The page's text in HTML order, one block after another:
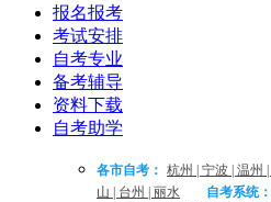
报名报考
考试安排
自考专业
备考辅导
资料下载
自考助学
各市自考： 杭州 宁波 温州
山
台州 丽水 自考系统：